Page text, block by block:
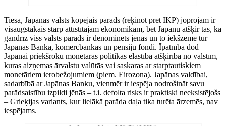
Tiesa, Japānas valsts kopējais parāds (rēķinot pret IKP) joprojām ir
visaugstākais starp attīstītajām ekonomikām, bet Japānu atšķir tas, ka
gandrīz viss valsts parāds ir denominēts jēnās un to iekšzemē tur
Japānas Banka, komercbankas un pensiju fondi. Īpatnība dod
Japānai priekšroku monetārās politikas elastībā atšķirībā no valstīm,
kuras aizņemas ārvalstu valūtās vai saskaras ar starptautiskiem
monetāriem ierobežojumiem (piem. Eirozona). Japānas valdībai,
sadarbībā ar Japānas Banku, vienmēr ir iespēja nodrošināt savu
parādsaistību izpildi jēnās – t.i. defolta risks ir praktiski neeksistējošs
– Grieķijas variants, kur lielākā parāda daļa tika turēta ārzemēs, nav
iespējams.